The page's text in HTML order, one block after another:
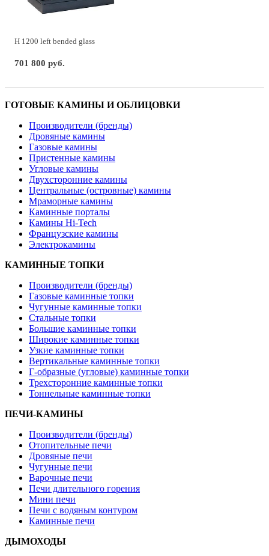
H 1200 left bended glass
701 800 руб.
ГОТОВЫЕ КАМИНЫ И ОБЛИЦОВКИ
Производители (бренды)
Дровяные камины
Газовые камины
Пристенные камины
Угловые камины
Двухсторонние камины
Центральные (островные) камины
Мраморные камины
Каминные порталы
Камины Hi-Tech
Французские камины
Электрокамины
КАМИННЫЕ ТОПКИ
Производители (бренды)
Газовые каминные топки
Чугунные каминные топки
Стальные топки
Большие каминные топки
Широкие каминные топки
Узкие каминные топки
Вертикальные каминные топки
Г-образные (угловые) каминные топки
Трехсторонние каминные топки
Тоннельные каминные топки
ПЕЧИ-КАМИНЫ
Производители (бренды)
Отопительные печи
Дровяные печи
Чугунные печи
Варочные печи
Печи длительного горения
Мини печи
Печи с водяным контуром
Каминные печи
ДЫМОХОДЫ